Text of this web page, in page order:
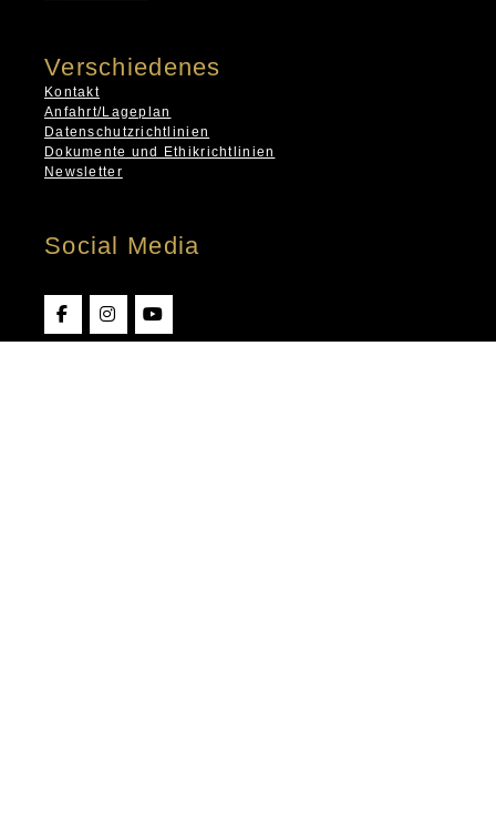
Verschiedenes
Kontakt
Anfahrt/Lageplan
Datenschutzrichtlinien
Dokumente und Ethikrichtlinien
Newsletter
Social Media